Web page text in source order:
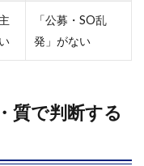
「公募・SO乱
発」がない
質で判断する